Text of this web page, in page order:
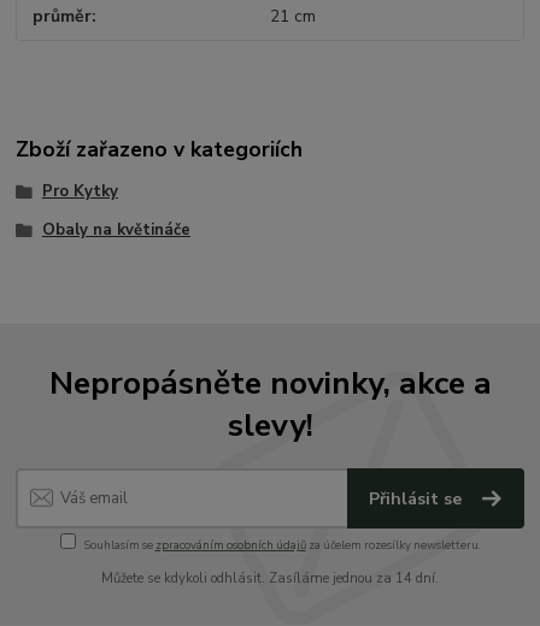
průměr 21 cm
Zboží zařazeno v kategoriích
Pro Kytky
Obaly na květináče
Nepropásněte novinky, akce a
slevy!
Přihlásit se
Souhlasím se zpracováním osobních údajůza účelem rozesílky newsletteru.
Můžete se kdykoli odhlásit. Zasíláme jednou za 14 dní.